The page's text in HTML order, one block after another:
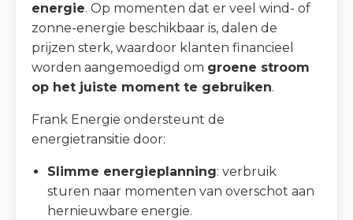
energie. Op momenten dat er veel wind- of
zonne-energie beschikbaar is, dalen de
prijzen sterk, waardoor klanten financieel
worden aangemoedigd om groene stroom
op het juiste moment te gebruiken.
Frank Energie ondersteunt de
energietransitie door:
Slimme energieplanning: verbruik
sturen naar momenten van overschot aan
hernieuwbare energie.